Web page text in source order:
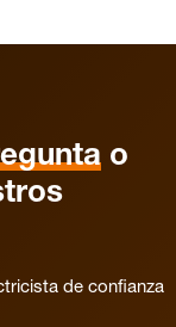
o
de confianza